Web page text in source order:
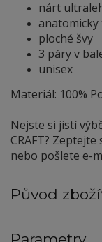
nárt
ploché švy
3 páry v
unisex
Materiál: 100%
Nejste si jistí
CRAFT?
nebo pošlete e-
Původ zboží